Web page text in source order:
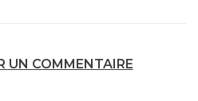
UN COMMENTAIRE